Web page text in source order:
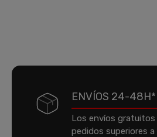
ENVÍOS 24-48H*
Los envíos gratuitos
pedidos superiores